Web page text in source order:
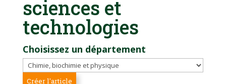
sciences et
technologies
Choisissez un département